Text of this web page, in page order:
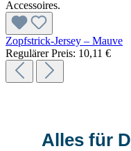
Zopfstrick-Jersey – Mauve
Regulärer Preis: 10,11 €
Alles für